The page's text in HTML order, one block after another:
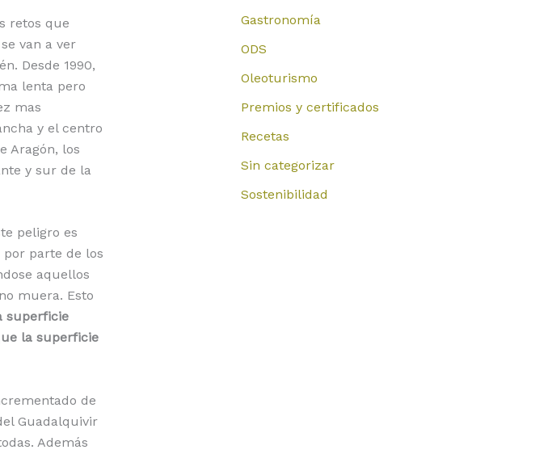
retos que
van a ver
Desde 1990,
lenta pero
mas
y el centro
Aragón, los
y sur de la
peligro es
por parte de los
aquellos
muera. Esto
superficie
la superficie
de
Guadalquivir
Además
Gastronomía
ODS
Oleoturismo
Premios y certificados
Recetas
Sin categorizar
Sostenibilidad